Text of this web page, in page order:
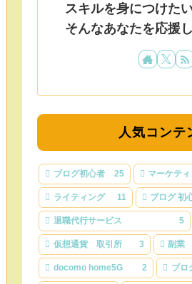
スキルを身につけたい
そんなあなたを応援し
人気コンテ
ブログ初心者 25 マーケテ
ライティング 11 ブログ 初
退職代行サービス 5
仮想通貨 取引所 3 副業
docomo home5G 2 ブロ